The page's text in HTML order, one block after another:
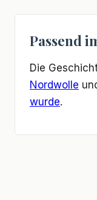
Passend
Die
Nordwolle
wurde.